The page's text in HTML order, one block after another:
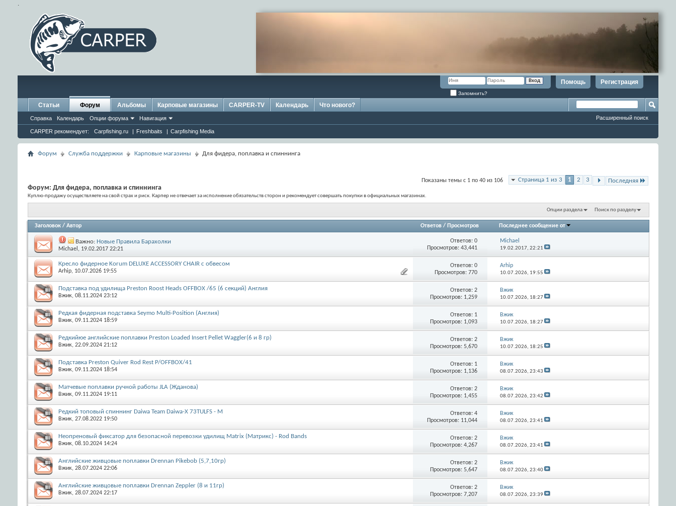
.
Регистрация
Помощь
Запомнить?
Статьи Форум
Справка Календарь Опции форума Навигация
CARPER рекомендует: Carpfishing.ru | Freshbaits | Carpfishing Media
Альбомы Карповые магазины CARPER-TV Календарь Что нового?
Расширенный поиск
Форум Служба поддержки Карповые магазины Для фидера, поплавка и спиннинга
Страница 1 из 3 1 2 3 Последняя
Показаны темы с 1 по 40 из 106
Форум: Для фидера, поплавка и спиннинга
Куплю-продажу осуществляете на свой страх и риск. Карпер не отвечает за исполнение обязательств сторон и рекомендует совершать покупки в официальных магазинах.
Опции раздела Поиск по разделу
Заголовок / Автор Ответов / Просмотров Последнее сообщение от
Важно: Новые Правила Барахолки
Michael , 19.02.2017 22:21
Ответов:0
Просмотров: 43,441
Michael
19.02.2017, 22:21
Крecлo фидерное Korum DELUXE ACCESSORY CHAIR с обвесом
Arhip, 10.07.2026 19:55
Ответов:0
Просмотров: 770
Arhip
10.07.2026, 19:55
Подставка под удилища Preston Roost Heads OFFBOX /65 (6 секций) Англия
Вжик, 08.11.2024 23:12
Ответов:2
Просмотров: 1,259
Вжик
10.07.2026, 18:27
Редкая фидерная подставка Seymo Multi-Position (Англия)
Вжик, 09.11.2024 18:59
Ответов: 1
Просмотров: 1,093
Вжик
10.07.2026, 18:27
Редкийюе английские поплавки Preston Loaded Insert Pellet Waggler(6 и 8 гр)
Вжик, 22.09.2024 21:12
Ответов:2
Просмотров: 5,670
Вжик
10.07.2026, 18:25
Подставка Preston Quiver Rod Rest P/OFFBOX/41
Вжик, 09.11.2024 18:54
Ответов: 1
Просмотров: 1,136
Вжик
08.07.2026, 23:43
Матчевые поплавки ручной работы JLA (Жданова)
Вжик, 09.11.2024 19:11
Ответов:2
Просмотров: 1,455
Вжик
08.07.2026, 23:42
Редкий топовый спиннинг Daiwa Team Daiwa-X 73TULFS - M
Вжик, 27.08.2022 19:50
Ответов:4
Просмотров: 11,044
Вжик
08.07.2026, 23:41
Неопреновый фиксатор для безопасной перевозки удилищ Matrix (Матрикс) - Rod Bands
Вжик, 08.10.2024 14:24
Ответов:2
Просмотров: 4,267
Вжик
08.07.2026, 23:41
Английские живцовые поплавки Drennan Pikebob (5,7,10гр)
Вжик, 28.07.2024 22:06
Ответов:2
Просмотров: 5,647
Вжик
08.07.2026, 23:40
Английские живцовые поплавки Drennan Zeppler (8 и 11гр)
Вжик, 28.07.2024 22:17
Ответов:2
Просмотров: 7,207
Вжик
08.07.2026, 23:39